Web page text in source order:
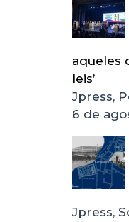
aqueles
leis’
Jpress,
6 de
Jpress,